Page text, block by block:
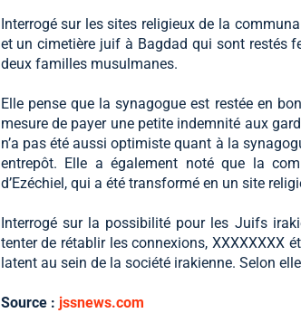
Interrogé sur les sites religieux de la
et un cimetière juif à Bagdad qui sont restés
deux familles musulmanes.
Elle pense que la synagogue est restée en
mesure de payer une petite indemnité aux
n’a pas été aussi optimiste quant à la
entrepôt. Elle a également noté que la
d’Ezéchiel, qui a été transformé en un site
Interrogé sur la possibilité pour les Juifs
tenter de rétablir les connexions, XXXXXXXX
latent au sein de la société irakienne. Selon
Source : jssnews.com